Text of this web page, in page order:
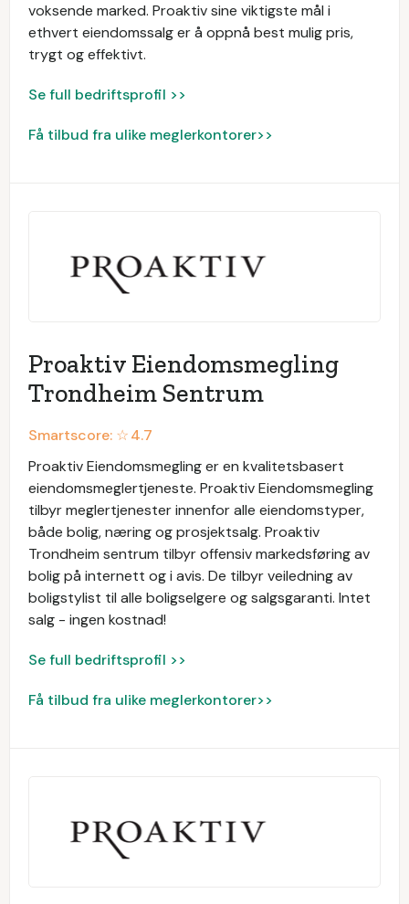
voksende marked. Proaktiv sine viktigste mål i
ethvert eiendomssalg er å oppnå best mulig pris,
trygt og effektivt.
Se full bedriftsprofil >>
Få tilbud fra ulike meglerkontorer>>
Proaktiv Eiendomsmegling
Trondheim Sentrum
Smartscore: ☆4.7
Proaktiv Eiendomsmegling er en kvalitetsbasert
eiendomsmeglertjeneste. Proaktiv Eiendomsmegling
tilbyr meglertjenester innenfor alle eiendomstyper,
både bolig, næring og prosjektsalg. Proaktiv
Trondheim sentrum tilbyr offensiv markedsføring av
bolig på internett og i avis. De tilbyr veiledning av
boligstylist til alle boligselgere og salgsgaranti. Intet
salg - ingen kostnad!
Se full bedriftsprofil >>
Få tilbud fra ulike meglerkontorer>>